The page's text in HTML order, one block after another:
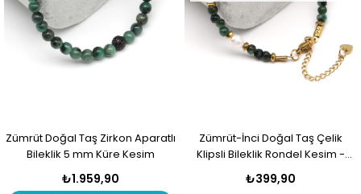
Zümrüt Doğal Taş Zirkon Aparatlı
Bileklik 5 mm Küre Kesim
₺1.959,90
Zümrüt-İnci Doğal Taş Çelik
Klipsli Bileklik Rondel Kesim -
BLK-2320
₺399,90